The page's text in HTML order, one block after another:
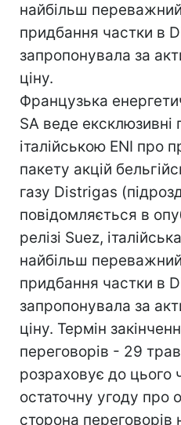
найбільш
придбання частки в
запропонувала за
ціну.
Французька
SA веде ексклюзивні
італійською ENI про
пакету акцій
газу Distrigas
повідомляється в
релізі Suez,
найбільш
придбання частки в
запропонувала за
ціну. Термін
переговорів - 29
розраховує до цього
остаточну угоду про
сторона